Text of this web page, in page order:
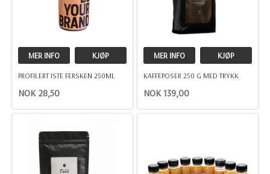
MER INFO KJØP
PROFILERT ISTE FERSKEN 250ML
NOK 28,50
MER INFO KJØP
KAFFEPOSER 250 G MED TRYKK
NOK 139,00